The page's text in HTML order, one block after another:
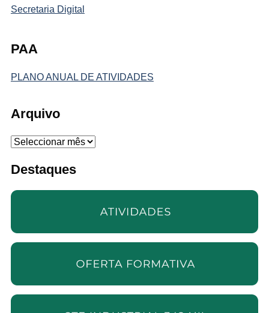
Secretaria Digital
PAA
PLANO ANUAL DE ATIVIDADES
Arquivo
Arquivo
Destaques